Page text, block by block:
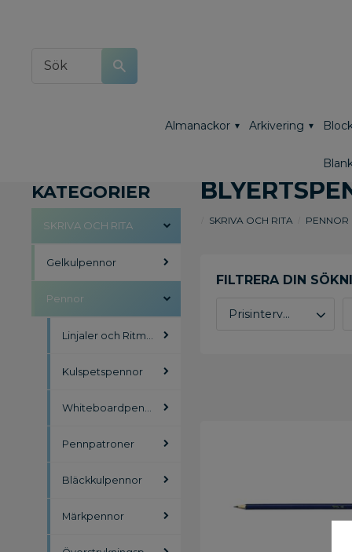
Almanackor Arkivering
SKRIVA OCH RITA PENNOR
Prisintervall
KATEGORIER
SKRIVA OCH RITA
Gelkulpennor
Pennor
Linjaler och Ritmateriel
Kulspetspennor
Whiteboardpennor
Pennpatroner
Bläckkulpennor
Märkpennor